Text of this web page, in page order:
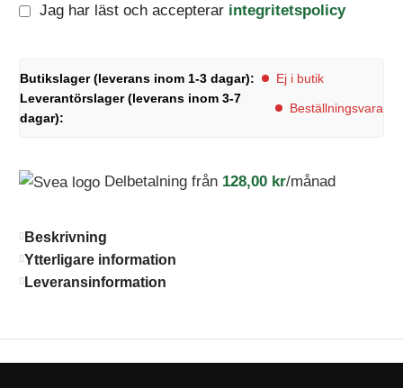
Jag har läst och accepterar integritetspolicy
Butikslager (leverans inom 1-3 dagar):
Ej i butik
Leverantörslager (leverans inom 3-7
dagar):
Beställningsvara
Delbetalning från 128,00 kr/månad
Beskrivning
Ytterligare information
Leveransinformation